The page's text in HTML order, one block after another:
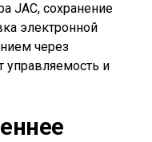
JAC, сохранение
электронной
через
управляемость и